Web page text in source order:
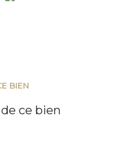
BIEN
ce bien